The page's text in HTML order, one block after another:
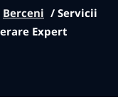
Berceni / Servicii
Expert